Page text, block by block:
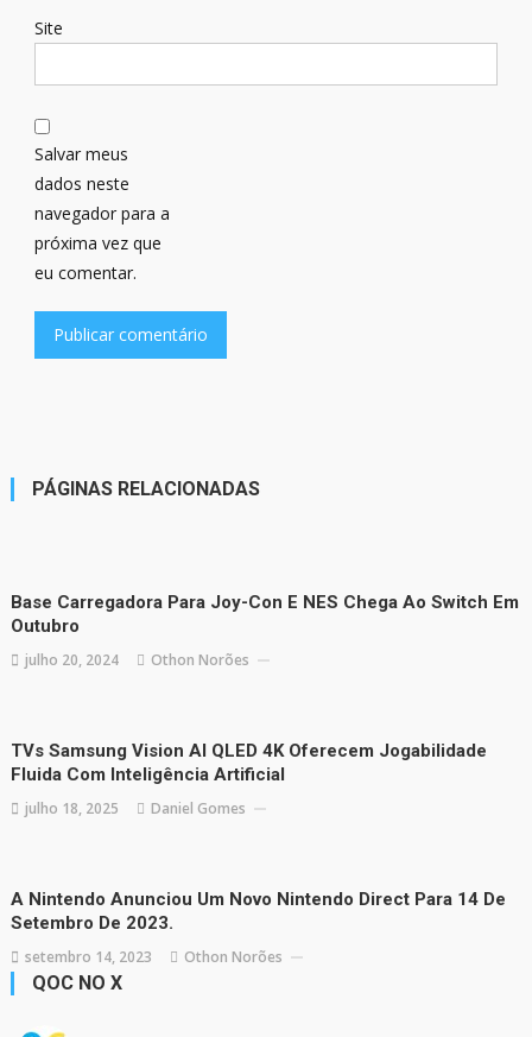
Site
Salvar meus
dados neste
navegador para a
próxima vez que
eu comentar.
PÁGINAS RELACIONADAS
Base Carregadora Para Joy-Con E NES Chega Ao Switch Em
Outubro
julho 20, 2024 Othon Norões
TVs Samsung Vision AI QLED 4K Oferecem Jogabilidade
Fluida Com Inteligência Artificial
julho 18, 2025 Daniel Gomes
A Nintendo Anunciou Um Novo Nintendo Direct Para 14 De
Setembro De 2023.
setembro 14, 2023 Othon Norões
QOC NO X